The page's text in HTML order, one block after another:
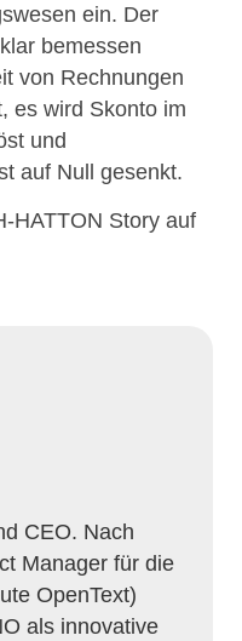
ein. Der
bemessen
von Rechnungen
es wird Skonto im
und
auf Null gesenkt.
HATTON Story auf
CEO. Nach
Manager für die
OpenText)
als innovative